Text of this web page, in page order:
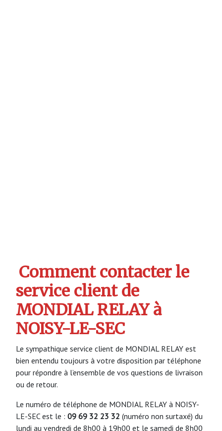
Comment contacter le
service client de
MONDIAL RELAY à
NOISY-LE-SEC
Le sympathique service client de MONDIAL RELAY est
bien entendu toujours à votre disposition par téléphone
pour répondre à l’ensemble de vos questions de livraison
ou de retour.
Le numéro de téléphone de MONDIAL RELAY à NOISY-
LE-SEC est le : 09 69 32 23 32 (numéro non surtaxé) du
lundi au vendredi de 8h00 à 19h00 et le samedi de 8h00